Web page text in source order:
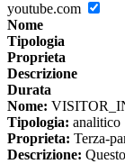
youtube.com
Nome
Tipologia
Proprieta
Descrizione
Durata
Nome:
Tipologia: analitico
Proprieta: Terza-
Descrizione: